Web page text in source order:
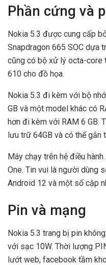
Phần cứng và
Nokia 5.3 được cung cấp
Snapdragon 665 SOC dựa
cũng có bộ xử lý octa-core
610 cho đồ họa.
Nokia 5.3 đi kèm với bộ
GB và một model khác có
hơn đi kèm với RAM 6 GB.
lưu trữ 64GB và có thể gắn
Máy chạy trên hệ điều
One. Tin vui là người dùng
Android 12 và một số cập
Pin và mạng
Nokia 5.3 trang bị pin
với sạc 10W. Thời lượng
lướt web, facebook tầm